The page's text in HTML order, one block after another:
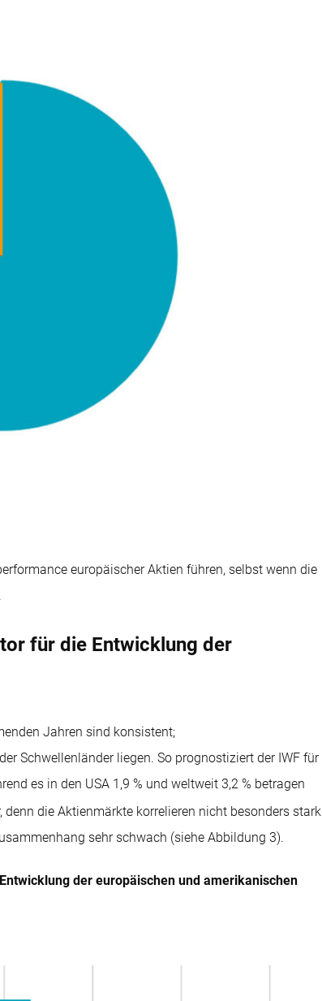
europäischer Aktien führen, selbst wenn die
für die Entwicklung der
Jahren sind konsistent;
Schwellenländer liegen. So prognostiziert der IWF für
es in den USA 1,9 % und weltweit 3,2 % betragen
die Aktienmärkte korrelieren nicht besonders stark
sehr schwach (siehe Abbildung 3).
der europäischen und amerikanischen